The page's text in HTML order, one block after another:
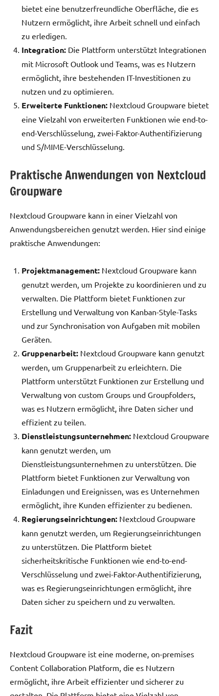
bietet eine benutzerfreundliche Oberfläche, die es
Nutzern ermöglicht, ihre Arbeit schnell und einfach
zu erledigen.
Integration: Die Plattform unterstützt Integrationen
mit Microsoft Outlook und Teams, was es Nutzern
ermöglicht, ihre bestehenden IT-Investitionen zu
nutzen und zu optimieren.
Erweiterte Funktionen: Nextcloud Groupware bietet
eine Vielzahl von erweiterten Funktionen wie end-to-
end-Verschlüsselung, zwei-Faktor-Authentifizierung
und S/MIME-Verschlüsselung.
Praktische Anwendungen von Nextcloud
Groupware
Nextcloud Groupware kann in einer Vielzahl von
Anwendungsbereichen genutzt werden. Hier sind einige
praktische Anwendungen:
Projektmanagement: Nextcloud Groupware kann
genutzt werden, um Projekte zu koordinieren und zu
verwalten. Die Plattform bietet Funktionen zur
Erstellung und Verwaltung von Kanban-Style-Tasks
und zur Synchronisation von Aufgaben mit mobilen
Geräten.
Gruppenarbeit: Nextcloud Groupware kann genutzt
werden, um Gruppenarbeit zu erleichtern. Die
Plattform unterstützt Funktionen zur Erstellung und
Verwaltung von custom Groups und Groupfolders,
was es Nutzern ermöglicht, ihre Daten sicher und
effizient zu teilen.
Dienstleistungsunternehmen: Nextcloud Groupware
kann genutzt werden, um
Dienstleistungsunternehmen zu unterstützen. Die
Plattform bietet Funktionen zur Verwaltung von
Einladungen und Ereignissen, was es Unternehmen
ermöglicht, ihre Kunden effizienter zu bedienen.
Regierungseinrichtungen: Nextcloud Groupware
kann genutzt werden, um Regierungseinrichtungen
zu unterstützen. Die Plattform bietet
sicherheitskritische Funktionen wie end-to-end-
Verschlüsselung und zwei-Faktor-Authentifizierung,
was es Regierungseinrichtungen ermöglicht, ihre
Daten sicher zu speichern und zu verwalten.
Fazit
Nextcloud Groupware ist eine moderne, on-premises
Content Collaboration Platform, die es Nutzern
ermöglicht, ihre Arbeit effizienter und sicherer zu